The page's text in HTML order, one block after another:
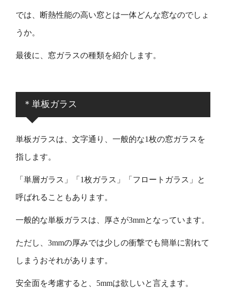
では、断熱性能の高い窓とは一体どんな窓なのでしょ
うか。
最後に、窓ガラスの種類を紹介します。
＊単板ガラス
単板ガラスは、文字通り、一般的な1枚の窓ガラスを
指します。
「単層ガラス」「1枚ガラス」「フロートガラス」と
呼ばれることもあります。
一般的な単板ガラスは、厚さが3mmとなっています。
ただし、3mmの厚みでは少しの衝撃でも簡単に割れて
しまうおそれがあります。
安全面を考慮すると、5mmは欲しいと言えます。